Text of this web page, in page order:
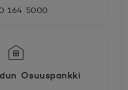
164 5000
Osuuspankki